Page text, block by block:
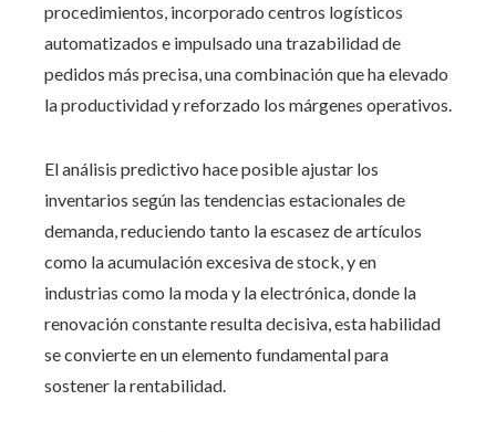
procedimientos, incorporado centros logísticos
automatizados e impulsado una trazabilidad de
pedidos más precisa, una combinación que ha elevado
la productividad y reforzado los márgenes operativos.
El análisis predictivo hace posible ajustar los
inventarios según las tendencias estacionales de
demanda, reduciendo tanto la escasez de artículos
como la acumulación excesiva de stock, y en
industrias como la moda y la electrónica, donde la
renovación constante resulta decisiva, esta habilidad
se convierte en un elemento fundamental para
sostener la rentabilidad.